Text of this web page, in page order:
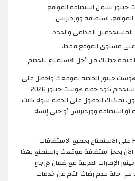
يشمل استضافة المواقع
استضافة ووردبريس.
القدامى والجدد.
على مستوى الموقع فقط.
خطتك من أجل الاستمتاع بالخصم.
هوست جيتور الخاصة بموقعك واحصل على
خصم يصل إلى 60% عند استخدام كود خصم هوست جيتور 2026
يمكنك الحصول على الخصم سواء كنت
استضافة ووردبريس أو حتى إنشاء
يساعدك كوبون HostGator على الاستمتاع بجميع الاستضافات
الآن بحجز استضافة موقعك واستمتع بهذا
الإمارات العربية مع ضمان لإرجاع
في غضون 45 يومًا في حالة عدم رضاك التام عن خدمات